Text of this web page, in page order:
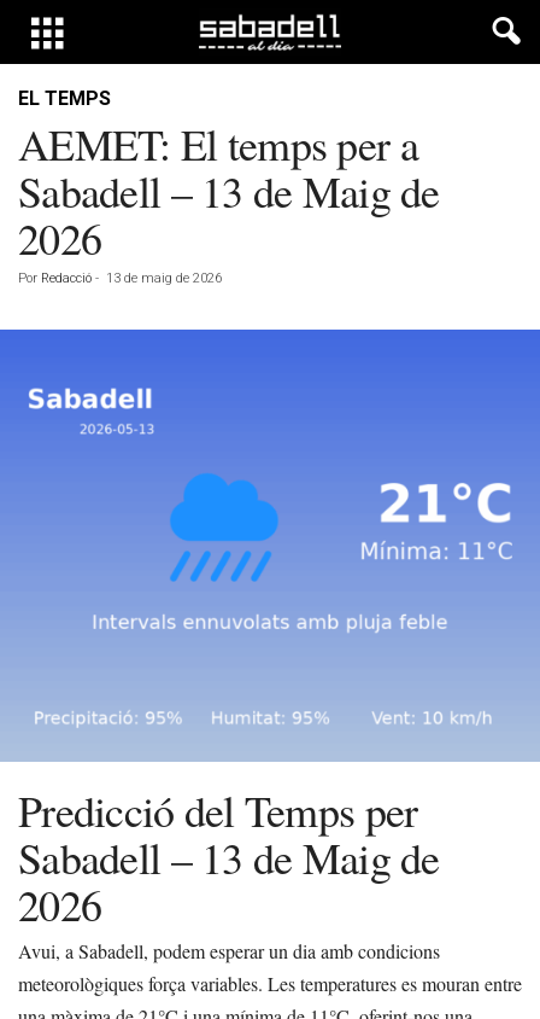
EL TEMPS
AEMET: El temps per a
Sabadell – 13 de Maig de
2026
Por Redacció - 13 de maig de 2026
Predicció del Temps per
Sabadell – 13 de Maig de
2026
Avui, a Sabadell, podem esperar un dia amb condicions
meteorològiques força variables. Les temperatures es mouran entre